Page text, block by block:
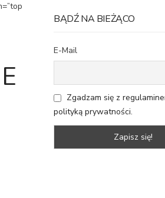
BĄDŹ NA BIEŻĄCO
E-Mail
Zgadzam się z
polityką prywatności.